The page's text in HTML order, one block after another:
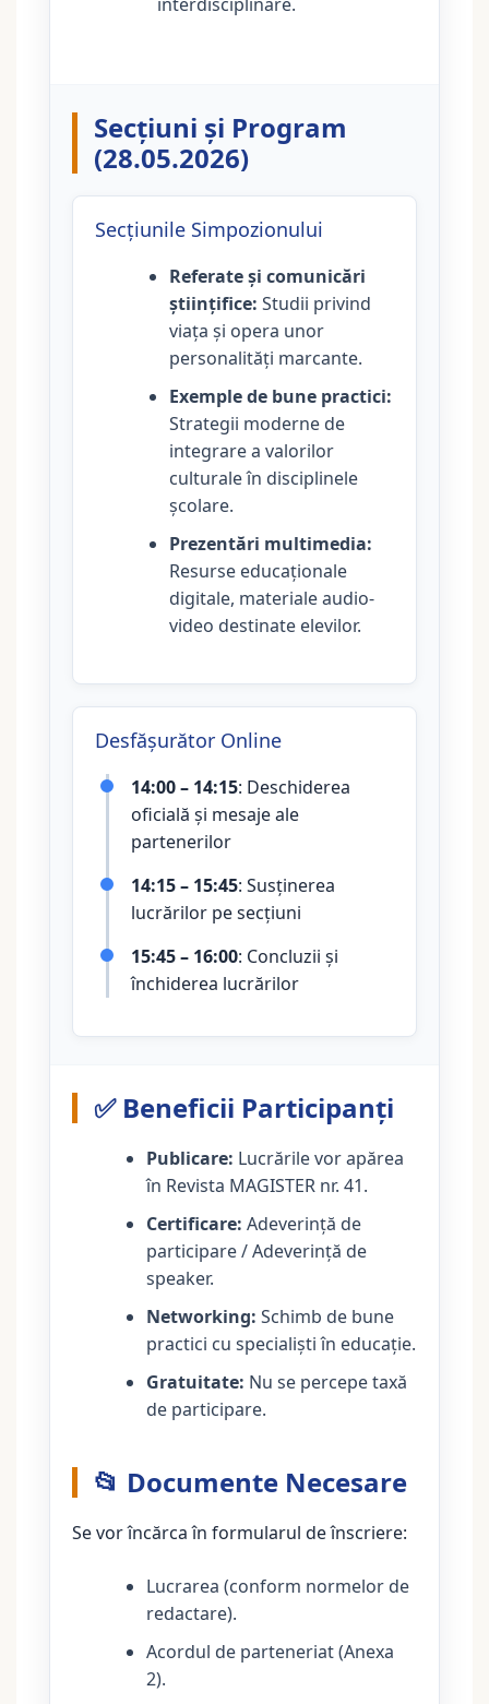
Secțiuni și Program
(28.05.2026)
Secțiunile Simpozionului
Referate și comunicări
științifice: Studii privind
viața și opera unor
personalități marcante.
Exemple de bune practici:
Strategii moderne de
integrare a valorilor
culturale în disciplinele
școlare.
Prezentări multimedia:
Resurse educaționale
digitale, materiale audio-
video destinate elevilor.
Desfășurător Online
14:00 – 14:15: Deschiderea
oficială și mesaje ale
partenerilor
14:15 – 15:45: Susținerea
lucrărilor pe secțiuni
15:45 – 16:00: Concluzii și
închiderea lucrărilor
✅ Beneficii Participanți
Publicare: Lucrările vor apărea
în Revista MAGISTER nr. 41.
Certificare: Adeverință de
participare / Adeverință de
speaker.
Networking: Schimb de bune
practici cu specialiști în educație.
Gratuitate: Nu se percepe taxă
de participare.
📂 Documente Necesare
Se vor încărca în formularul de înscriere:
Lucrarea (conform normelor de
redactare).
Acordul de parteneriat (Anexa
2).